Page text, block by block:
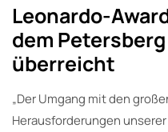
Leonardo-
dem Petersberg
überreicht
„Der Umgang mit den
Herausforderungen